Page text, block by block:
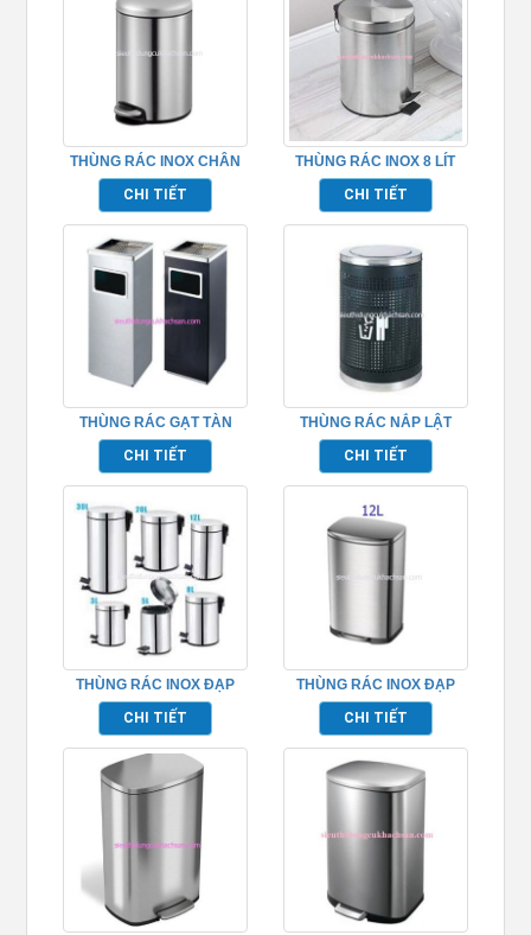
THÙNG RÁC INOX CHÂN
ĐẠP 5L – 20L
CHI TIẾT
THÙNG RÁC INOX 8 LÍT
TP2113
CHI TIẾT
THÙNG RÁC GẠT TÀN
VUÔNG INOX TPB066B
CHI TIẾT
THÙNG RÁC NẮP LẬT
INOX MÀU ĐEN TP692130
CHI TIẾT
THÙNG RÁC INOX ĐẠP
CHÂN TRAY2111
CHI TIẾT
THÙNG RÁC INOX ĐẠP
CHÂN 12 LÍT – TRAY6082
CHI TIẾT